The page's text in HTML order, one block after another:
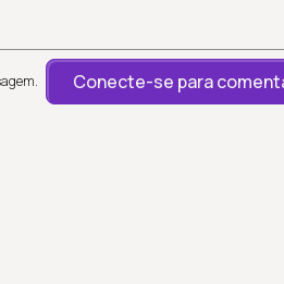
Conecte-se para